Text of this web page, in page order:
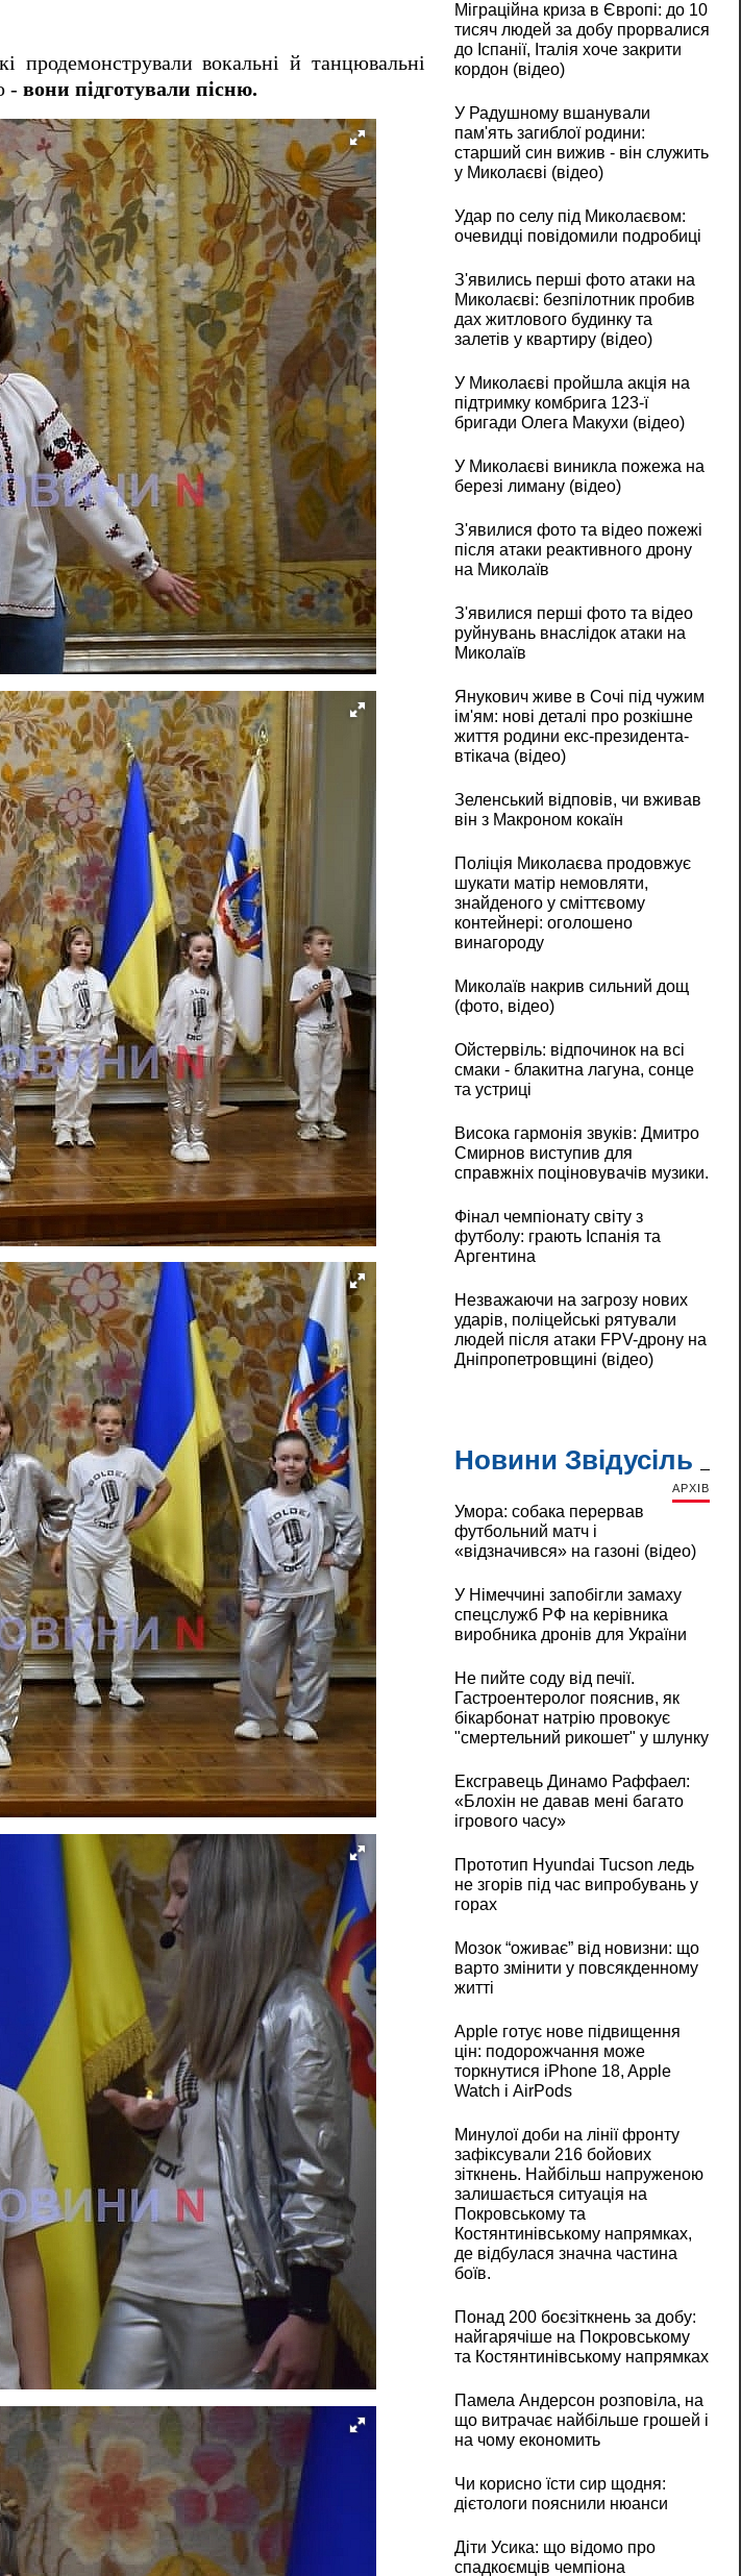
продемонстрували вокальні й танцювальні
- вони підготували пісню.
Міграційна криза в Європі: до 10
тисяч людей за добу прорвалися
до Іспанії, Італія хоче закрити
кордон (відео)
У Радушному вшанували
пам'ять загиблої родини:
старший син вижив - він служить
у Миколаєві (відео)
Удар по селу під Миколаєвом:
очевидці повідомили подробиці
З'явились перші фото атаки на
Миколаєві: безпілотник пробив
дах житлового будинку та
залетів у квартиру (відео)
У Миколаєві пройшла акція на
підтримку комбрига 123-ї
бригади Олега Макухи (відео)
У Миколаєві виникла пожежа на
березі лиману (відео)
З'явилися фото та відео пожежі
після атаки реактивного дрону
на Миколаїв
З'явилися перші фото та відео
руйнувань внаслідок атаки на
Миколаїв
Янукович живе в Сочі під чужим
ім'ям: нові деталі про розкішне
життя родини екс-президента-
втікача (відео)
Зеленський відповів, чи вживав
він з Макроном кокаїн
Поліція Миколаєва продовжує
шукати матір немовляти,
знайденого у сміттєвому
контейнері: оголошено
винагороду
Миколаїв накрив сильний дощ
(фото, відео)
Ойстервіль: відпочинок на всі
смаки - блакитна лагуна, сонце
та устриці
Висока гармонія звуків: Дмитро
Смирнов виступив для
справжніх поціновувачів музики.
Фінал чемпіонату світу з
футболу: грають Іспанія та
Аргентина
Незважаючи на загрозу нових
ударів, поліцейські рятували
людей після атаки FPV-дрону на
Дніпропетровщині (відео)
Новини Звідусіль
АРХІВ
Умора: собака перервав
футбольний матч і
«відзначився» на газоні (відео)
У Німеччині запобігли замаху
спецслужб РФ на керівника
виробника дронів для України
Не пийте соду від печії.
Гастроентеролог пояснив, як
бікарбонат натрію провокує
"смертельний рикошет" у шлунку
Ексгравець Динамо Раффаел:
«Блохін не давав мені багато
ігрового часу»
Прототип Hyundai Tucson ледь
не згорів під час випробувань у
горах
Мозок “оживає” від новизни: що
варто змінити у повсякденному
житті
Apple готує нове підвищення
цін: подорожчання може
торкнутися iPhone 18, Apple
Watch і AirPods
Минулої доби на лінії фронту
зафіксували 216 бойових
зіткнень. Найбільш напруженою
залишається ситуація на
Покровському та
Костянтинівському напрямках,
де відбулася значна частина
боїв.
Понад 200 боєзіткнень за добу:
найгарячіше на Покровському
та Костянтинівському напрямках
Памела Андерсон розповіла, на
що витрачає найбільше грошей і
на чому економить
Чи корисно їсти сир щодня:
дієтологи пояснили нюанси
Діти Усика: що відомо про
спадкоємців чемпіона